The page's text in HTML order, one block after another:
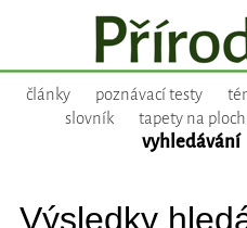
články poznávací testy
slovník
tapety na
vyhledávání
Výsledky